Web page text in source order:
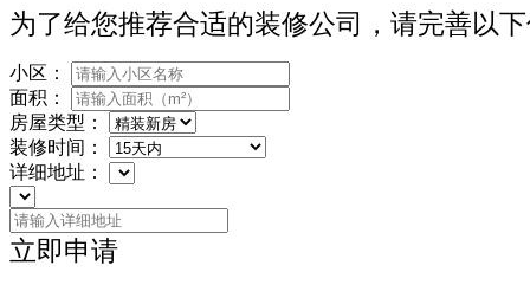
为了给您推荐合适的装修公司，请完善以
小区：
面积：
房屋类型：
装修时间：
详细地址：
立即申请